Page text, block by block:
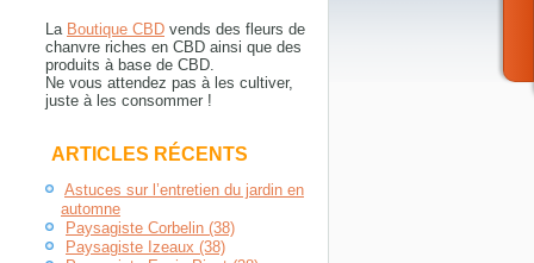
La Boutique CBD vends des fleurs de
chanvre riches en CBD ainsi que des
produits à base de CBD.
Ne vous attendez pas à les cultiver,
juste à les consommer !
ARTICLES RÉCENTS
Astuces sur l’entretien du jardin en
automne
Paysagiste Corbelin (38)
Paysagiste Izeaux (38)